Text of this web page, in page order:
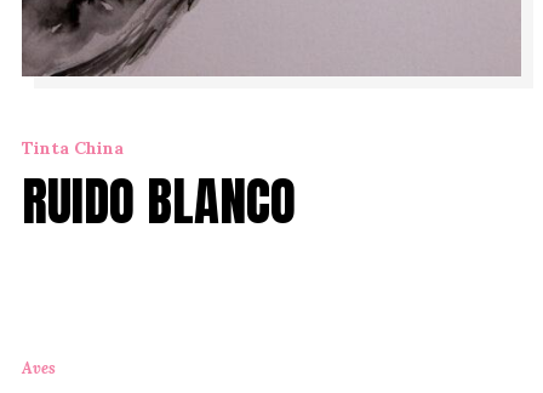
Tinta China
RUIDO BLANCO
Aves